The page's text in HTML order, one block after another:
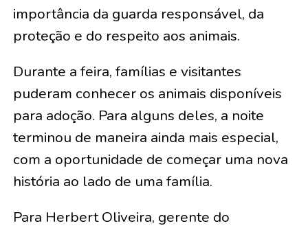
importância da guarda responsável, da
proteção e do respeito aos animais.
Durante a feira, famílias e visitantes
puderam conhecer os animais disponíveis
para adoção. Para alguns deles, a noite
terminou de maneira ainda mais especial,
com a oportunidade de começar uma nova
história ao lado de uma família.
Para Herbert Oliveira, gerente do